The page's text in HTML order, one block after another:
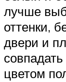
лучше
оттенки,
двери и
цветом